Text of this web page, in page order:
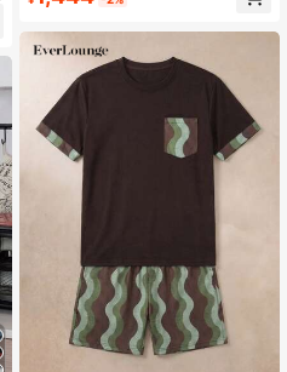
リントTシャツ + レッドフードパタ
ジャマ、ホームリラックス用